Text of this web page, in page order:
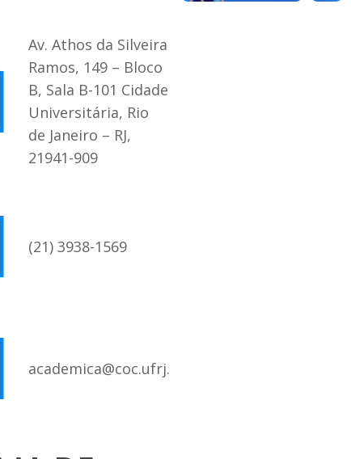
Av. Athos da Silveira
Ramos, 149 – Bloco
B, Sala B-101 Cidade
Universitária, Rio
de Janeiro – RJ,
21941-909
(21) 3938-1569
academica@coc.ufrj.br